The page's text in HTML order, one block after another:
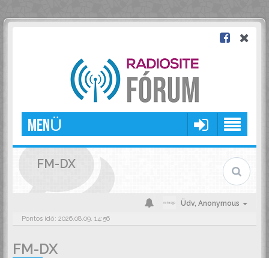
MENÜ
FM-DX
Üdv, Anonymous
Pontos idő: 2026.08.09. 14:56
FM-DX